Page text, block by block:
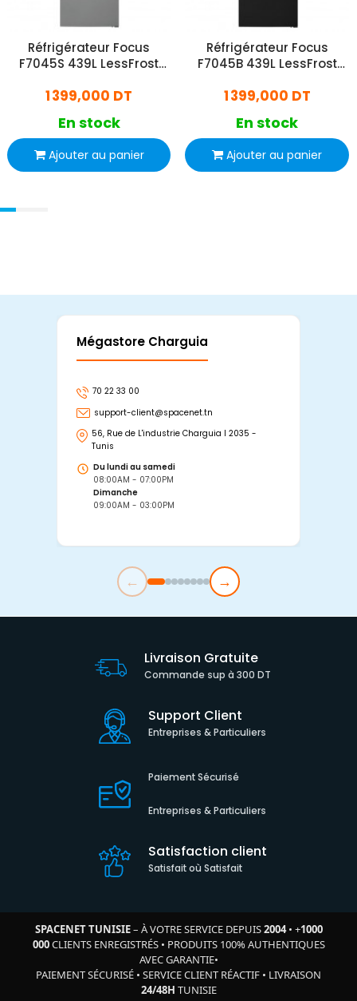
Réfrigérateur Focus
F7045S 439L LessFrost
1 399,000 DT
En stock
Ajouter au panier
Réfrigérateur Focus
F7045B 439L LessFrost
1 399,000 DT
En stock
Ajouter au panier
Mégastore Charguia
70 22 33 00
support-client@spacenet.tn
56, Rue de L'industrie Charguia I 2035 -
Tunis
Du lundi au samedi
08:00AM - 07:00PM
Dimanche
09:00AM - 03:00PM
← →
Livraison Gratuite
Commande sup à 300 DT
Support Client
Entreprises & Particuliers
Paiement Sécurisé
Entreprises & Particuliers
Satisfaction client
Satisfait où Satisfait
SPACENET TUNISIE– À VOTRE SERVICE DEPUIS2004• +1000
000CLIENTS ENREGISTRÉS• PRODUITS 100% AUTHENTIQUES
AVEC GARANTIE•
PAIEMENT SÉCURISÉ • SERVICE CLIENT RÉACTIF • LIVRAISON
24/48H TUNISIE